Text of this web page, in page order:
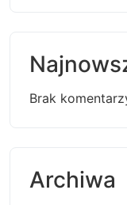
Brak
Archiwa